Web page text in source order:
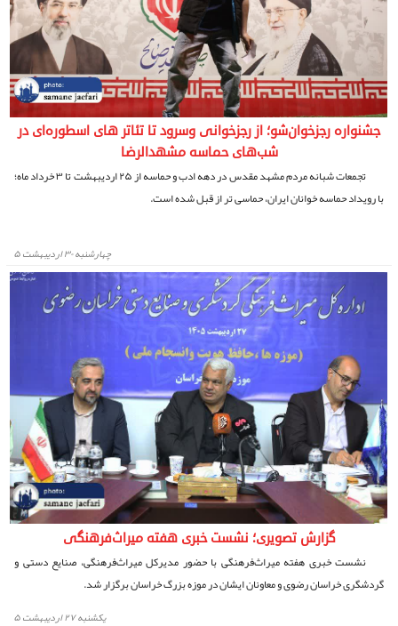
جشنواره رجزخوان‌شو؛ از رجزخوانی وسرود تا تئاتر های اسطوره‌ای در
شب‌های حماسه مشهدالرضا
تجمعات شبانه مردم مشهد مقدس در دهه ادب و حماسه از ۲۵ ارديبهشت تا ۳ خرداد ماه؛
با رویداد حماسه خوانان ایران، حماسی تر از قبل شده است.
چهارشنبه ۳۰ اردیبهشت ۵
گزارش تصویری؛ نشست خبری هفته میراث‌فرهنگی
نشست خبری هفته میراث‌فرهنگی با حضور مدیرکل میراث‌فرهنگی، صنایع دستی و
گردشگری خراسان رضوی و معاونان ایشان در موزه بزرگ خراسان برگزار شد.
يكشنبه ۲۷ اردیبهشت ۵